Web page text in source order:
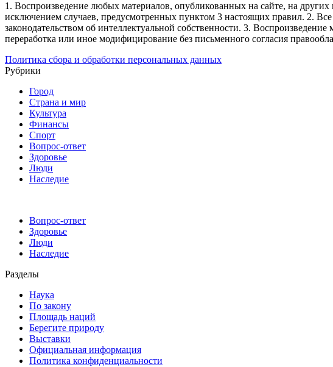
1. Воспроизведение любых материалов, опубликованных на сайте, на
исключением случаев, предусмотренных пунктом 3 настоящих правил. 2.
законодательством об интеллектуальной собственности. 3. Воспроизведение
переработка или иное модифицирование без письменного согласия
Политика сбора и обработки персональных данных
Рубрики
Город
Страна и мир
Культура
Финансы
Спорт
Вопрос-ответ
Здоровье
Люди
Наследие
Вопрос-ответ
Здоровье
Люди
Наследие
Разделы
Наука
По закону
Площадь наций
Берегите природу
Выставки
Официальная информация
Политика конфиденциальности